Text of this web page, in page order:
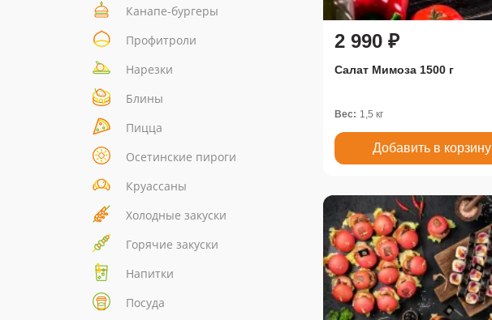
Канапе-бургеры
Профитроли
Нарезки
Блины
Пицца
Осетинские пироги
Круассаны
Холодные закуски
Горячие закуски
Напитки
Посуда
2 990 ₽
Салат Мимоза 1500 г
Вес: 1,5 кг
Добавить в корзину